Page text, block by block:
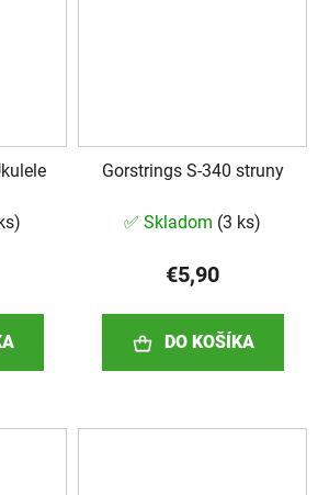
)
Gorstrings S-340 struny
✅ Skladom (3 ks)
€5,90
DO KOŠÍKA